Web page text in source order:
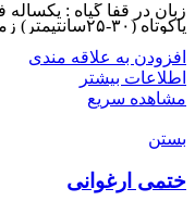
زبان در قفا گیاه :
پاکوتاه (۳۰-۲۵سانتیمتر) زمان خزانه کاری
افزودن به علاقه مندی
اطلاعات بیشتر
مشاهده سریع
بستن
ختمی ارغوانی